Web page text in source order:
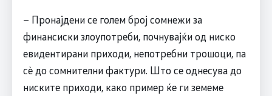
– Пронајдени се голем број сомнежи за
финансиски злоупотреби, почнувајќи од ниско
евидентирани приходи, непотребни трошоци, па
сè до сомнителни фактури. Што се однесува до
ниските приходи, како пример ќе ги земеме